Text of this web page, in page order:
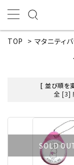
TOP > マタニティ
[ 並び順を
全 [3]
SOLD